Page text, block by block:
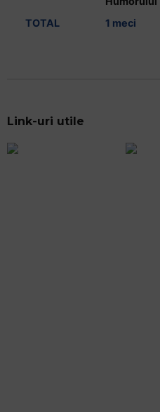
TOTAL 1 meci
Link-uri utile